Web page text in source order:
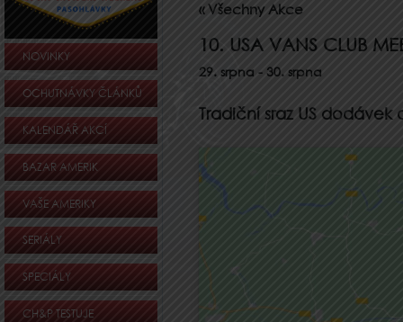
NOVINKY
OCHUTNÁVKY ČLÁNKŮ
KALENDÁŘ AKCÍ
BAZAR AMERIK
VAŠE AMERIKY
SERIÁLY
SPECIÁLY
CH&P TESTUJE
« Všechny Akce
10. USA VANS CLUB
29. srpna - 30. srpna
Tradiční sraz US dodávek